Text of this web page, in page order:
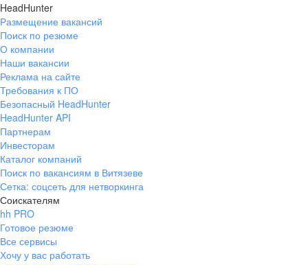
HeadHunter
Размещение вакансий
Поиск по резюме
О компании
Наши вакансии
Реклама на сайте
Требования к ПО
Безопасный HeadHunter
HeadHunter API
Партнерам
Инвесторам
Каталог компаний
Поиск по вакансиям в Витязеве
Сетка: соцсеть для нетворкинга
Соискателям
hh PRO
Готовое резюме
Все сервисы
Хочу у вас работать